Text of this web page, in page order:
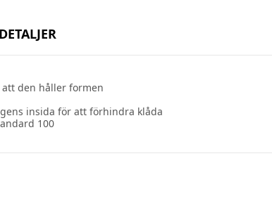
den håller formen
insida för att förhindra klåda
100